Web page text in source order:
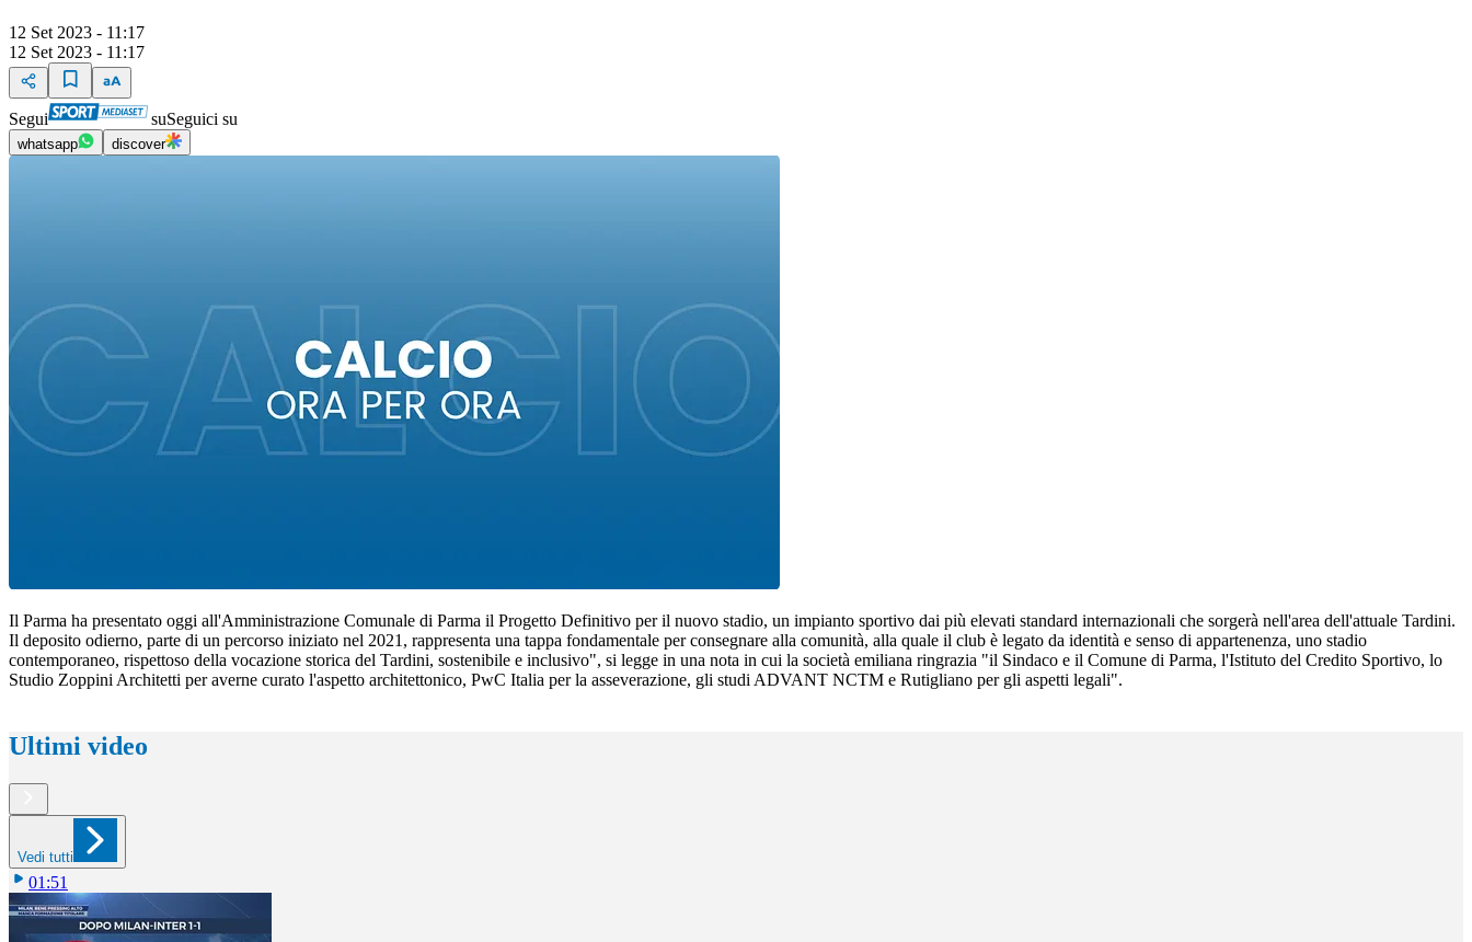
12 Set 2023 - 11:17
12 Set 2023 - 11:17
Segui suSeguici su
whatsapp discover
Il Parma ha presentato oggi all'Amministrazione Comunale di Parma il Progetto Definitivo per il nuovo stadio, un impianto sportivo dai più elevati standard internazionali che sorgerà nell'area dell'attuale Tardini.
Il deposito odierno, parte di un percorso iniziato nel 2021, rappresenta una tappa fondamentale per consegnare alla comunità, alla quale il club è legato da identità e senso di appartenenza, uno stadio
contemporaneo, rispettoso della vocazione storica del Tardini, sostenibile e inclusivo", si legge in una nota in cui la società emiliana ringrazia "il Sindaco e il Comune di Parma, l'Istituto del Credito Sportivo, lo
Studio Zoppini Architetti per averne curato l'aspetto architettonico, PwC Italia per la asseverazione, gli studi ADVANT NCTM e Rutigliano per gli aspetti legali".
Ultimi video
Vedi tutti
01:51